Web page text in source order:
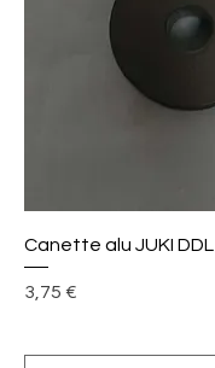
Canette alu JUKI DDL
Prix
3,75 €